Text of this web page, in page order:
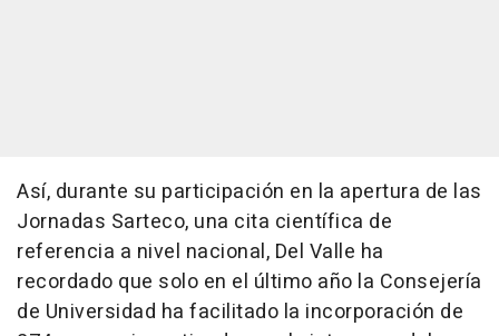
Así, durante su participación en la apertura de las
Jornadas Sarteco, una cita científica de
referencia a nivel nacional, Del Valle ha
recordado que solo en el último año la Consejería
de Universidad ha facilitado la incorporación de